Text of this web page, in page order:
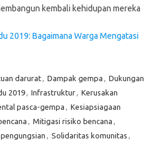
kembali kehidupan mereka
2019: Bagaimana Warga Mengatasi
darurat, Dampak gempa , Dukungan
2019, Infrastruktur, Kerusakan
pasca-gempa , Kesiapsiagaan
, Mitigasi risiko bencana ,
, Solidaritas komunitas ,